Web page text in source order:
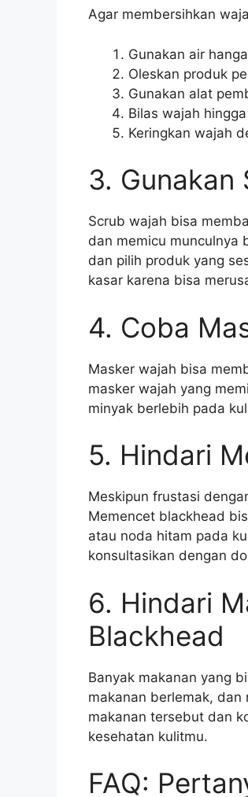
Agar membersihkan
Gunakan air
Oleskan produk
Gunakan alat
Bilas wajah
Keringkan wajah
3. Gunakan
Scrub wajah bisa
dan memicu munculnya
dan pilih produk yang
kasar karena bisa
4. Coba
Masker wajah bisa
masker wajah yang
minyak berlebih pada
5. Hindari
Meskipun frustasi
Memencet blackhead
atau noda hitam pada
konsultasikan dengan
6. Hindari
Blackhead
Banyak makanan yang
makanan berlemak,
makanan tersebut dan
kesehatan kulitmu.
FAQ: